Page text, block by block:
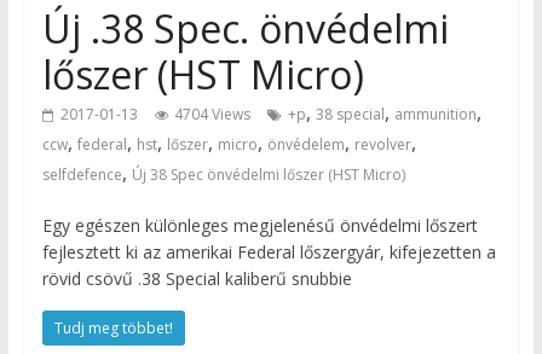
Új .38 Spec. önvédelmi
lőszer (HST Micro)
2017-01-13 4704 Views +p, 38 special, ammunition,
ccw, federal, hst, lőszer, micro, önvédelem, revolver,
selfdefence, Új 38 Spec önvédelmi lőszer (HST Micro)
Egy egészen különleges megjelenésű önvédelmi lőszert
fejlesztett ki az amerikai Federal lőszergyár, kifejezetten a
rövid csövű .38 Special kaliberű snubbie
Tudj meg többet!